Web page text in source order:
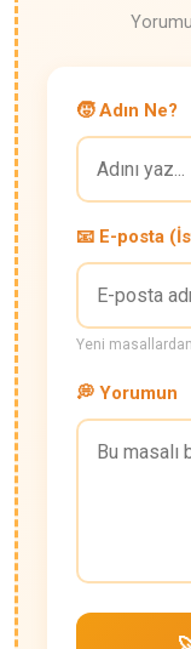
🧒 Adın Ne?
📧 E-posta
Yeni
💭 Yorumun